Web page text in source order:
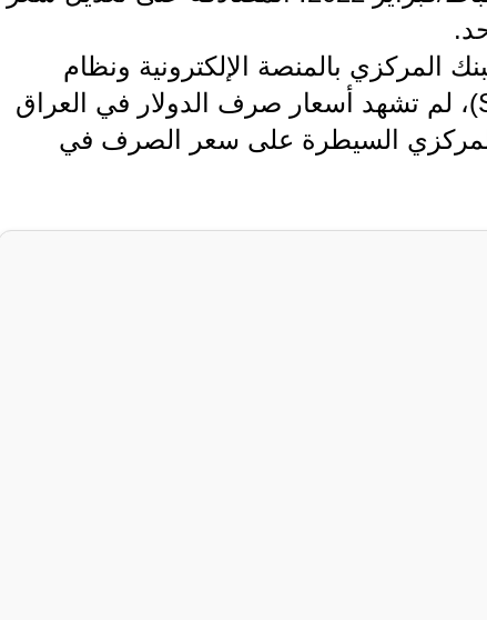
المركزي بالمنصة الإلكترونية ونظام
التحويل المالي الدولي "سويفت" (SWIFT)، لم تشهد أسعار صرف الدولار في العراق
المركزي السيطرة على سعر الصرف في